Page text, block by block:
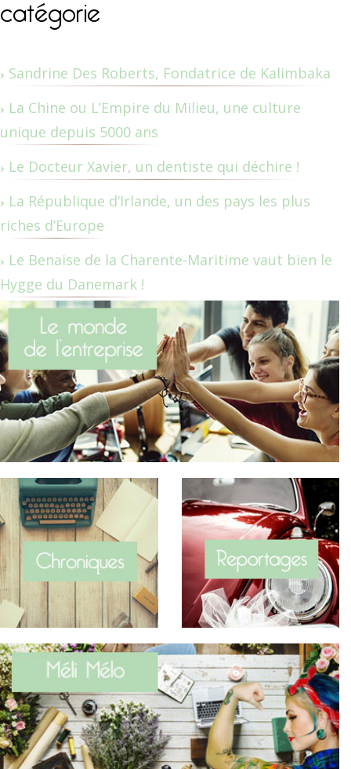
Sandrine Des Roberts, Fondatrice de Kalimbaka
La Chine ou L’Empire du Milieu, une culture
unique depuis 5000 ans
Le Docteur Xavier, un dentiste qui déchire !
La République d’Irlande, un des pays les plus
riches d’Europe
Le Benaise de la Charente-Maritime vaut bien le
Hygge du Danemark !